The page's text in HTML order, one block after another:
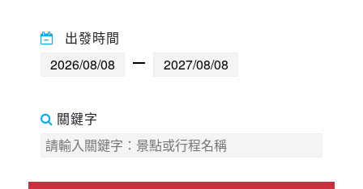
世界臻旅
歐洲之旅
出發時間
關鍵字